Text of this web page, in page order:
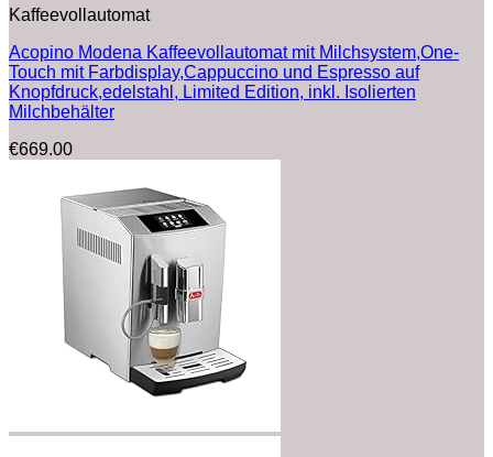
Kaffeevollautomat
Acopino Modena Kaffeevollautomat mit Milchsystem,One-
Touch mit Farbdisplay,Cappuccino und Espresso auf
Knopfdruck,edelstahl, Limited Edition, inkl. Isolierten
Milchbehälter
€669.00